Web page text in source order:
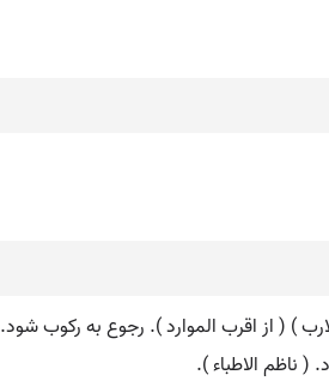
( از اقرب الموارد ). رجوع به رکوب شود.
ناظم الاطباء ).